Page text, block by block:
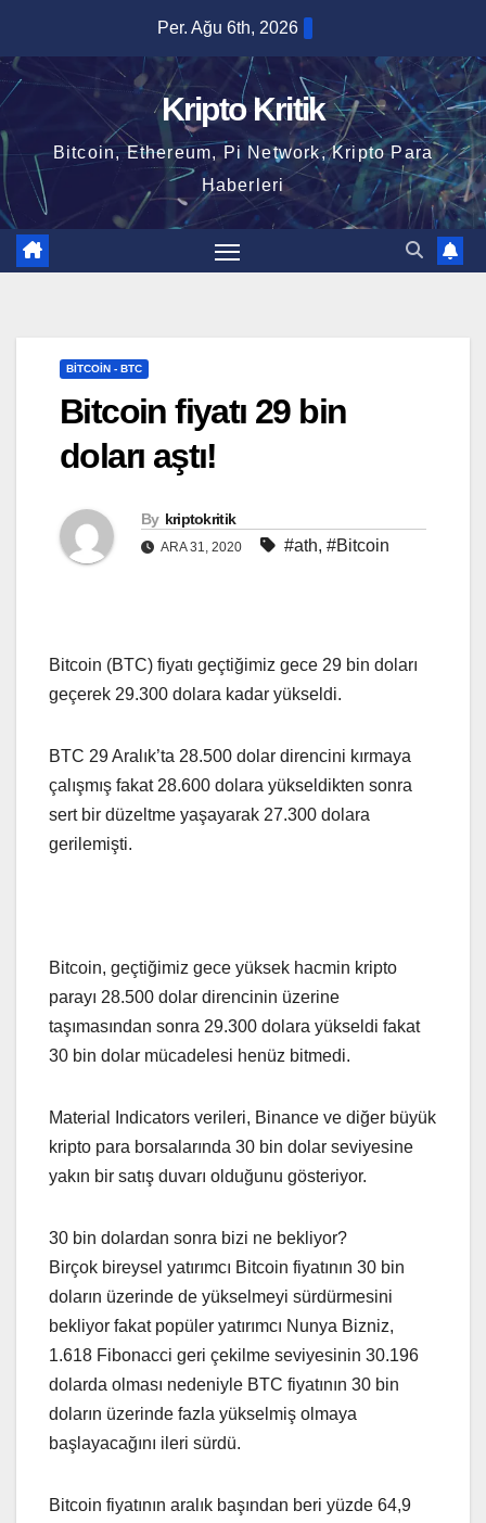
content
Per. Ağu 6th, 2026
Kripto Kritik
Bitcoin, Ethereum, Pi Network, Kripto Para
Haberleri
BITCOIN - BTC
Bitcoin fiyatı 29 bin
doları aştı!
By kriptokritik
ARA 31, 2020 #ath, #Bitcoin
Bitcoin (BTC) fiyatı geçtiğimiz gece 29 bin doları
geçerek 29.300 dolara kadar yükseldi.
BTC 29 Aralık’ta 28.500 dolar direncini kırmaya
çalışmış fakat 28.600 dolara yükseldikten sonra
sert bir düzeltme yaşayarak 27.300 dolara
gerilemişti.
Bitcoin, geçtiğimiz gece yüksek hacmin kripto
parayı 28.500 dolar direncinin üzerine
taşımasından sonra 29.300 dolara yükseldi fakat
30 bin dolar mücadelesi henüz bitmedi.
Material Indicators verileri, Binance ve diğer büyük
kripto para borsalarında 30 bin dolar seviyesine
yakın bir satış duvarı olduğunu gösteriyor.
30 bin dolardan sonra bizi ne bekliyor?
Birçok bireysel yatırımcı Bitcoin fiyatının 30 bin
doların üzerinde de yükselmeyi sürdürmesini
bekliyor fakat popüler yatırımcı Nunya Bizniz,
1.618 Fibonacci geri çekilme seviyesinin 30.196
dolarda olması nedeniyle BTC fiyatının 30 bin
doların üzerinde fazla yükselmiş olmaya
başlayacağını ileri sürdü.
Bitcoin fiyatının aralık başından beri yüzde 64,9